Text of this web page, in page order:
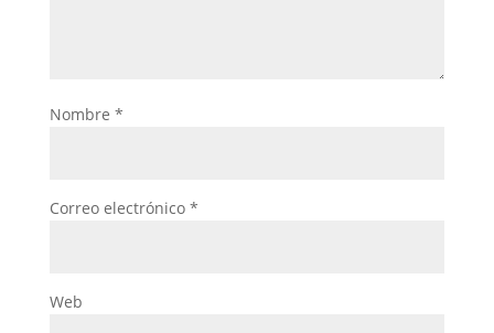
Nombre *
Correo electrónico *
Web